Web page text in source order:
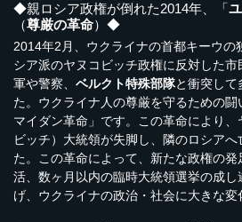
◆親ロシア政権が倒れた2014年、「
（尊厳の革命）◆
2014年2月、ウクライナの首都キーウの
シア派のヤヌコビッチ政権に反対した市
軍や警察、 ベルクト特殊部隊と衝突して
た。ウクライナ人の尊厳を守るための闘
マイダン革命」です。この革命により
ビッチ）大統領が失脚し、隣のロシア
た。この革命によって、新たな政権の
活、数ヶ月以内の臨時大統領選挙の成
げ、ウクライナの政治・社会に大きな変